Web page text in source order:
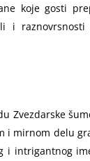
koje gosti
i raznovrsnosti
Zvezdarske
i mirnom delu
i intrigantnog